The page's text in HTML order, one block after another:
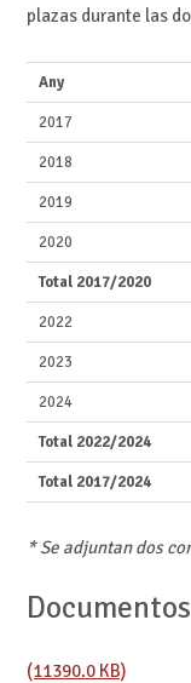
plazas durante las
Any
2017
2018
2019
2020
Total 2017/2020
2022
2023
2024
Total 2022/2024
Total 2017/2024
* Se adjuntan dos
(11390.0 KB)